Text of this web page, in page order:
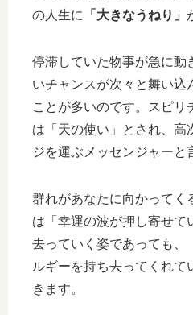
の人生に
「大きなうねり」
停滞していた物事が急に動
いチャンスが次々と舞い込
ことが多いのです。スピリ
は「天の使い」とされ、高
ジを運ぶメッセンジャーと
群れがあなたに向かってく
は「幸運の波が押し寄せて
去っていく姿であっても、
ルギーを持ち去ってくれて
きます。